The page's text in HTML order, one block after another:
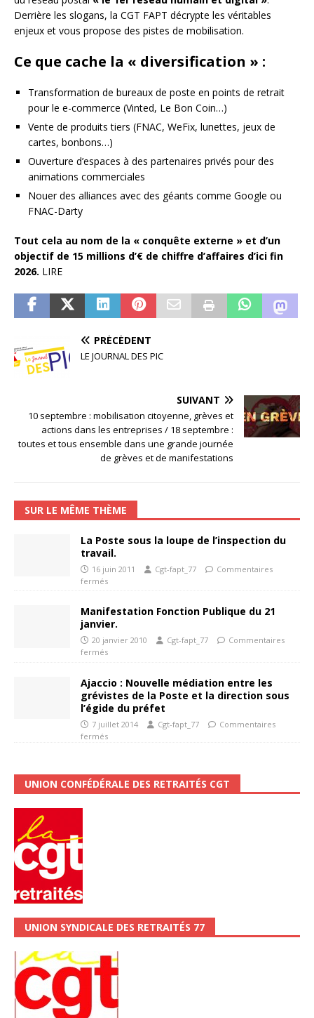
Derrière les slogans, la CGT FAPT décrypte les véritables
enjeux et vous propose des pistes de mobilisation.
Ce que cache la « diversification » :
Transformation de bureaux de poste en points de retrait
pour le e-commerce (Vinted, Le Bon Coin…)
Vente de produits tiers (FNAC, WeFix, lunettes, jeux de
cartes, bonbons…)
Ouverture d’espaces à des partenaires privés pour des
animations commerciales
Nouer des alliances avec des géants comme Google ou
FNAC-Darty
Tout cela au nom de la « conquête externe » et d’un
objectif de 15 millions d’€ de chiffre d’affaires d’ici fin
2026. LIRE
PRÉCÉDENT
LE JOURNAL DES PIC
SUIVANT
10 septembre : mobilisation citoyenne, grèves et
actions dans les entreprises / 18 septembre :
toutes et tous ensemble dans une grande journée
de grèves et de manifestations
SUR LE MÊME THÈME
La Poste sous la loupe de l’inspection du
travail.
16 juin 2011 Cgt-fapt_77
Commentaires
fermés
Manifestation Fonction Publique du 21
janvier.
20 janvier 2010 Cgt-fapt_77
Commentaires
fermés
Ajaccio : Nouvelle médiation entre les
grévistes de la Poste et la direction sous
l’égide du préfet
7 juillet 2014 Cgt-fapt_77
Commentaires
fermés
UNION CONFÉDÉRALE DES RETRAITÉS CGT
UNION SYNDICALE DES RETRAITÉS 77